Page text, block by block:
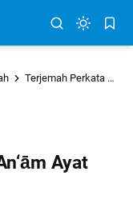
Terjemah Perkata
Ayat